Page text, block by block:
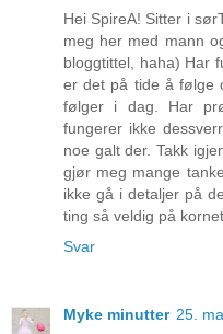
Hei SpireA! Sitter i
meg her med mann
bloggtittel, haha) Har
er det på tide å følge
følger i dag. Har
fungerer ikke
noe galt der. Takk
gjør meg mange
ikke gå i detaljer på
ting så veldig på
Svar
Myke minutter 25.